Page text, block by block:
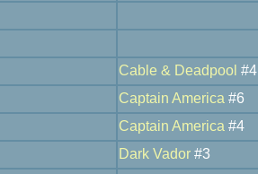
Cable & Deadpool #4
Captain America #6
Captain America #4
Dark Vador #3